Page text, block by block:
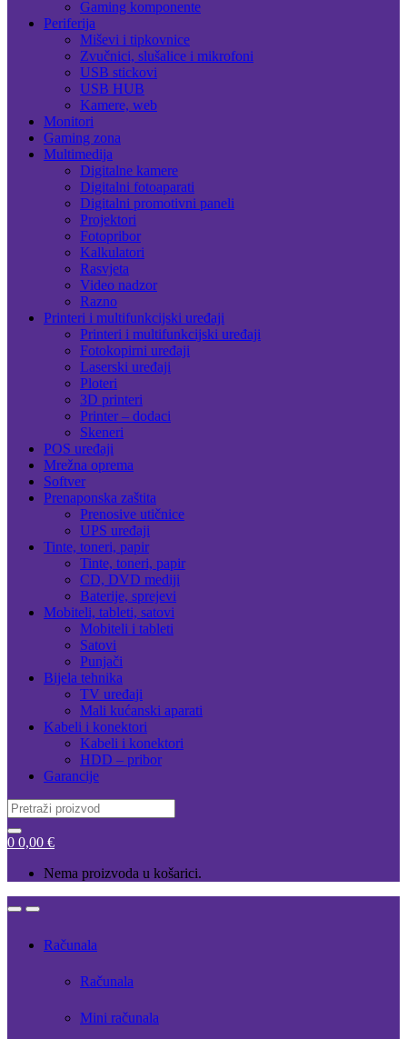
Gaming komponente
Periferija
Miševi i tipkovnice
Zvučnici, slušalice i mikrofoni
USB stickovi
USB HUB
Kamere, web
Monitori
Gaming zona
Multimedija
Digitalne kamere
Digitalni fotoaparati
Digitalni promotivni paneli
Projektori
Fotopribor
Kalkulatori
Rasvjeta
Video nadzor
Razno
Printeri i multifunkcijski uređaji
Printeri i multifunkcijski uređaji
Fotokopirni uređaji
Laserski uređaji
Ploteri
3D printeri
Printer – dodaci
Skeneri
POS uređaji
Mrežna oprema
Softver
Prenaponska zaštita
Prenosive utičnice
UPS uređaji
Tinte, toneri, papir
Tinte, toneri, papir
CD, DVD mediji
Baterije, sprejevi
Mobiteli, tableti, satovi
Mobiteli i tableti
Satovi
Punjači
Bijela tehnika
TV uređaji
Mali kućanski aparati
Kabeli i konektori
Kabeli i konektori
HDD – pribor
Garancije
Search
for:
0 0,00 €
Nema proizvoda u košarici.
OpenClose
Računala
Računala
Mini računala